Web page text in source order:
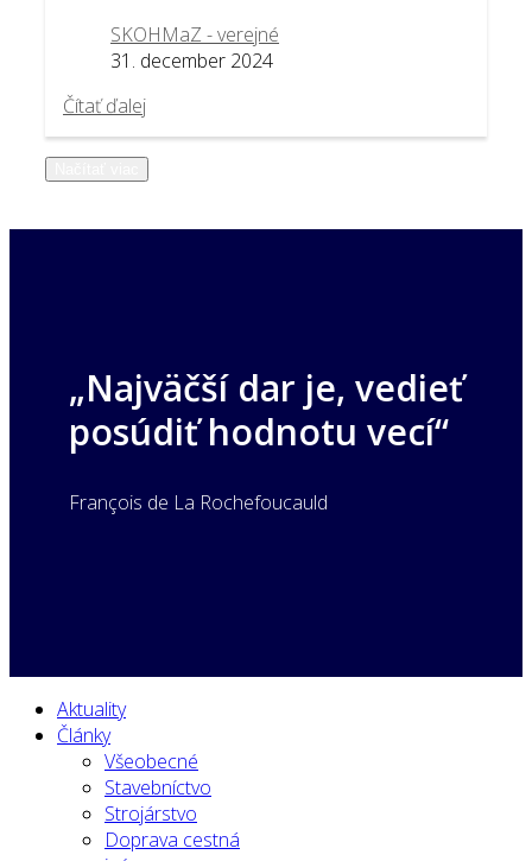
SKOHMaZ - verejné
31. december 2024
Čítať ďalej
„Najväčší dar je, vedieť
posúdiť hodnotu vecí“
François de La Rochefoucauld
Aktuality
Články
Všeobecné
Stavebníctvo
Strojárstvo
Doprava cestná